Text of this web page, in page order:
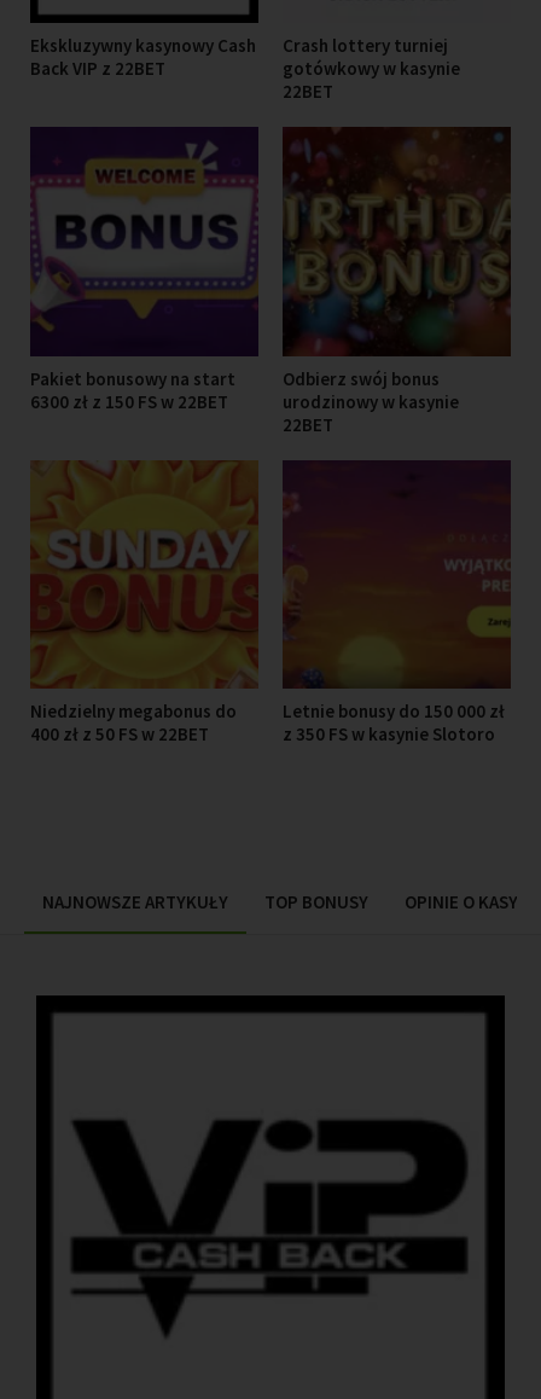
Ekskluzywny kasynowy Cash
Back VIP z 22BET
Crash lottery turniej
gotówkowy w kasynie
22BET
Pakiet bonusowy na start
6300 zł z 150 FS w 22BET
Odbierz swój bonus
urodzinowy w kasynie
22BET
Niedzielny megabonus do
400 zł z 50 FS w 22BET
Letnie bonusy do 150 000 zł
z 350 FS w kasynie Slotoro
NAJNOWSZE ARTYKUŁY TOP BONUSY OPINIE O